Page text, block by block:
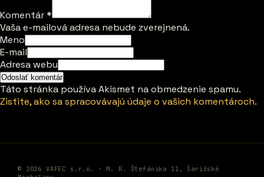
Komentár*
Vaša e-mailová adresa nebude zverejnená.
Meno
E-mail
Adresa webu
Táto stránka používa Akismet na obmedzenie spamu.
Zistite, ako sa spracovávajú údaje o vašich komentároch.
© 2026 VAFEC s.r.o. · M. R. Štefánika 11, Šarišské